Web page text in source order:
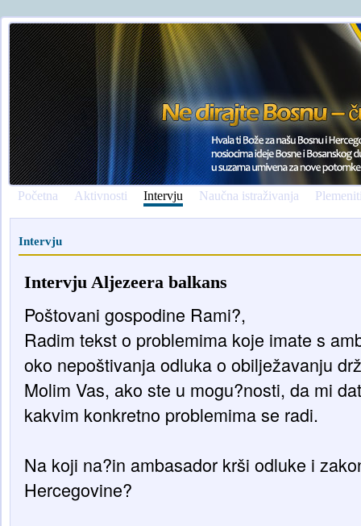
Početna Aktivnosti Intervju Naučna istraživanja
Intervju
Intervju Aljezeera balkans
Poštovani gospodine Rami?,
Radim tekst o problemima koje imate s
oko nepoštivanja odluka o obilježavanju
Molim Vas, ako ste u mogu?nosti, da mi
kakvim konkretno problemima se radi.
Na koji na?in ambasador krši odluke i
Hercegovine?